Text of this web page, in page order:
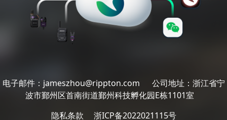
电子邮件：jameszhou@rippton.com
公司地址：浙江省宁
波市鄞州区首南街道鄞州科技孵化园E栋1101室
隐私条款
浙ICP备2022021115号